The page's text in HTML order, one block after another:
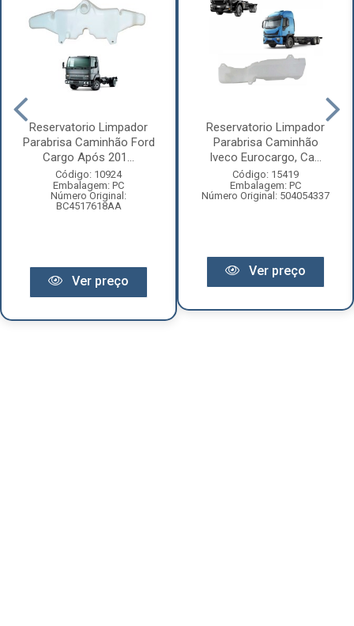
Reservatorio Limpador
Parabrisa Caminhão Ford
Cargo Após 201...
Código: 10924
Embalagem: PC
Número Original:
BC4517618AA
Ver preço
Reservatorio Limpador
Parabrisa Caminhão
Iveco Eurocargo, Ca...
Código: 15419
Embalagem: PC
Número Original: 504054337
Ver preço